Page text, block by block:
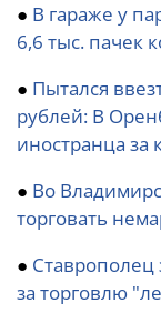
● В гараже у
6,6 тыс. пачек
● Пытался
рублей: В
иностранца за
● Во
торговать
● Ставрополец
за торговлю